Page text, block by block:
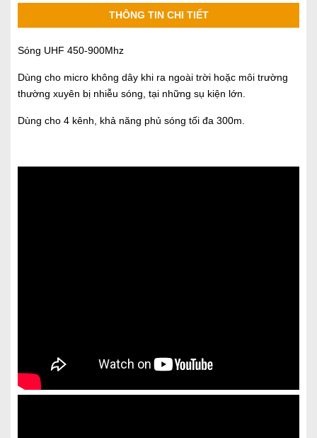
THÔNG TIN CHI TIẾT
Sóng UHF 450-900Mhz
Dùng cho micro không dây khi ra ngoài trời hoặc môi trường
thường xuyên bị nhiễu sóng, tại những sụ kiện lớn.
Dùng cho 4 kênh, khả năng phủ sóng tối đa 300m.